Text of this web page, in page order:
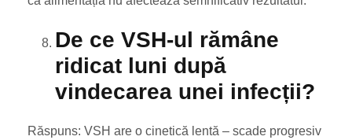
De ce VSH-ul rămâne
ridicat luni după
vindecarea unei infecții?
Răspuns: VSH are o cinetică lentă – scade progresiv